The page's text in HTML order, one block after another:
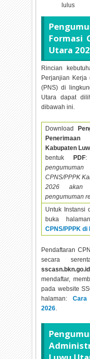
lulus
Formasi
Utara
Rincian
Perjanjian Kerja
(PNS) di
Utara dapat
dibawah ini.
Download
Kabupaten
bentuk
PDF
CPNS/PPPK
2026 akan
pengumuman
Untuk Instansi
buka
CPNS/PPPK di
Pendaftaran
secara
sscasn.bkn.go.id
mendaftar,
pada website
halaman: Cara
2026.